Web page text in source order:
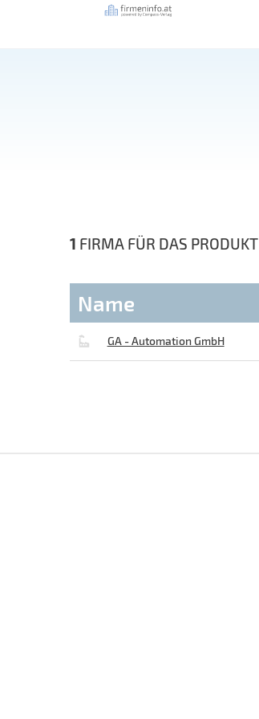
1 FIRMA FÜR DAS PRODUKT
Name
GA - Automation GmbH